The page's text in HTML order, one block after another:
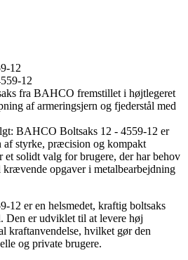
12
fra BAHCO fremstillet i højtlegeret
af armeringsjern og fjederstål med
BAHCO Boltsaks 12 - 4559-12 er
styrke, præcision og kompakt
et solidt valg for brugere, der har behov
opgaver i metalbearbejdning
12 er en helsmedet, kraftig boltsaks
Den er udviklet til at levere høj
kraftanvendelse, hvilket gør den
og private brugere.